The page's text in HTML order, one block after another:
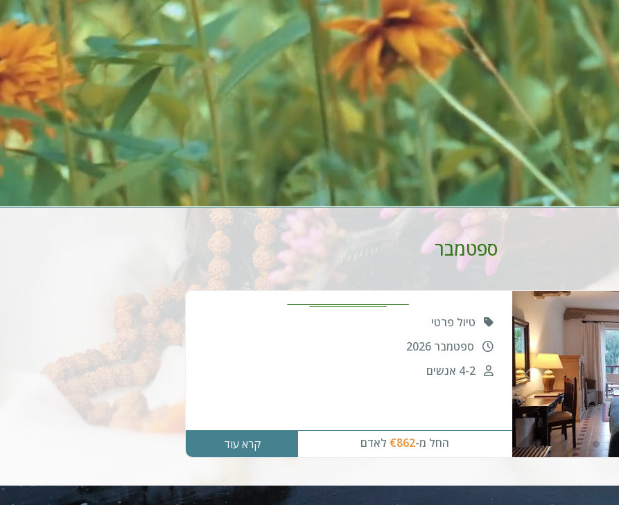
ספטמבר
טיול פרטי
ספטמבר 2026
4-2 אנשים
החל מ-€862 לאדם קרא עוד